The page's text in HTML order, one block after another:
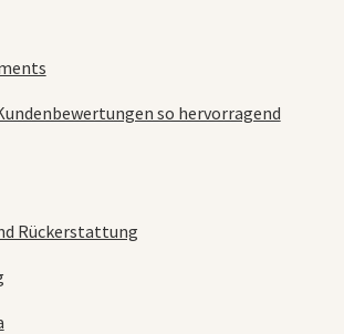
so hervorragend
Rückerstattung